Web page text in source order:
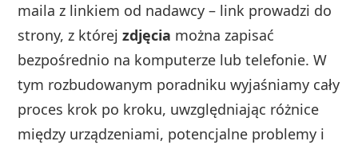
maila z linkiem od nadawcy – link prowadzi do
strony, z którejzdjęcia można zapisać
bezpośrednio na komputerze lub telefonie. W
tym rozbudowanym poradniku wyjaśniamy cały
proces krok po kroku, uwzględniając różnice
między urządzeniami, potencjalne problemy i